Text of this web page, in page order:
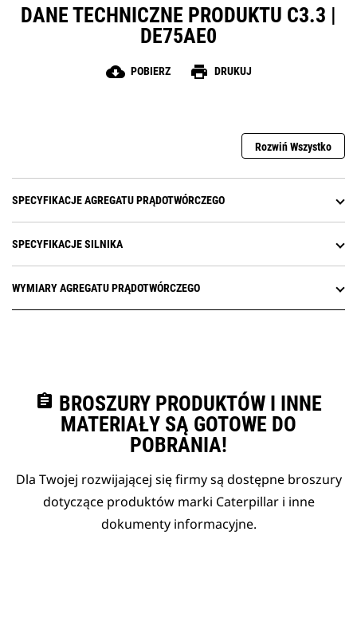
DANE TECHNICZNE PRODUKTU C3.3 |
DE75AE0
cloud_download POBIERZ print DRUKUJ
Rozwiń Wszystko
SPECYFIKACJE AGREGATU PRĄDOTWÓRCZEGO
SPECYFIKACJE SILNIKA
WYMIARY AGREGATU PRĄDOTWÓRCZEGO
assignment BROSZURY PRODUKTÓW I INNE
MATERIAŁY SĄ GOTOWE DO
POBRANIA!
Dla Twojej rozwijającej się firmy są dostępne broszury
dotyczące produktów marki Caterpillar i inne
dokumenty informacyjne.